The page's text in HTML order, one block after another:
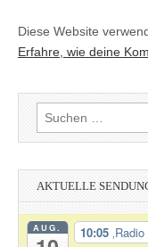
Diese Website
Erfahre, wie deine
Suchen
nach:
AKTUELLE
AUG. 10:05